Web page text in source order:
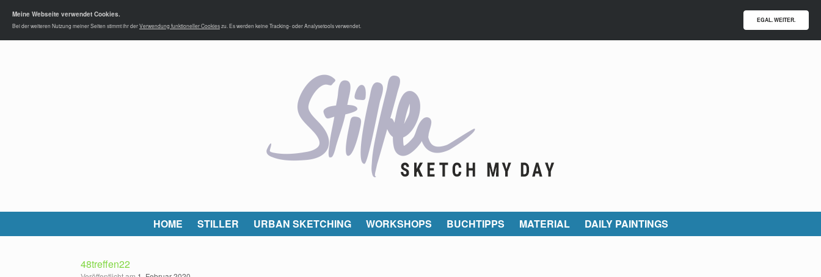
HOME STILLER URBAN SKETCHING WORKSHOPS BUCHTIPPS MATERIAL DAILY PAINTINGS
48treffen22
Meine Webseite verwendet Cookies.
Bei der weiteren Nutzung meiner Seiten stimmt ihr derVerwendung funktioneller Cookieszu. Es werden keine Tracking- oder Analysetools verwendet.
EGAL. WEITER.